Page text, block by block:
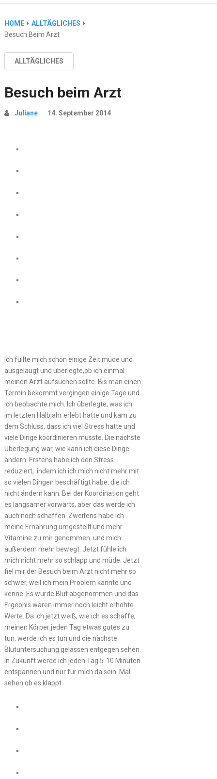
HOME
ALLTÄGLICHES
Besuch Beim Arzt
ALLTÄGLICHES
Besuch beim Arzt
Juliane 14. September 2014
Ich füllte mich schon einige Zeit müde und
ausgelaugt und überlegte,ob ich einmal
meinen Arzt aufsuchen sollte. Bis man einen
Termin bekommt vergingen einige Tage und
ich beobachte mich. Ich überlegte, was ich
im letzten Halbjahr erlebt hatte und kam zu
dem Schluss, dass ich viel Stress hatte und
viele Dinge koordinieren musste. Die nächste
Überlegung war, wie kann ich diese Dinge
ändern. Erstens habe ich den Stress
reduziert, indem ich ich mich nicht mehr mit
so vielen Dingen beschäftigt habe, die ich
nicht ändern kann. Bei der Koordination geht
es langsamer vorwärts, aber das werde ich
auch noch schaffen. Zweitens habe ich
meine Ernährung umgestellt und mehr
Vitamine zu mir genommen und mich
außerdem mehr bewegt. Jetzt fühle ich
mich nicht mehr so schlapp und müde. Jetzt
fiel mir der Besuch beim Arzt nicht mehr so
schwer, weil ich mein Problem kannte und
kenne. Es wurde Blut abgenommen und das
Ergebnis waren immer noch leicht erhöhte
Werte. Da ich jetzt weiß, wie ich es schaffe,
meinen Körper jeden Tag etwas gutes zu
tun, werde ich es tun und die nächste
Blutuntersuchung gelassen entgegen sehen.
In Zukunft werde ich jeden Tag 5-10 Minuten
entspannen und nur für mich da sein. Mal
sehen ob es klappt.